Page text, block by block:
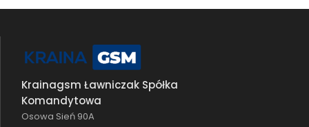
Krainagsm Ławniczak Spółka
Komandytowa
Osowa Sień 90A